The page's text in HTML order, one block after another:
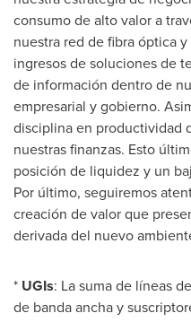
consumo de alto valor a
nuestra red de fibra óptica
ingresos de soluciones de
de información dentro de
empresarial y gobierno.
disciplina en productividad
nuestras finanzas. Esto
posición de liquidez y un
Por último, seguiremos
creación de valor que
derivada del nuevo
* UGIs: La suma de líneas
de banda ancha y